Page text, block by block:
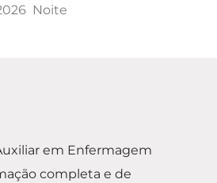
Noite
em Enfermagem
completa e de